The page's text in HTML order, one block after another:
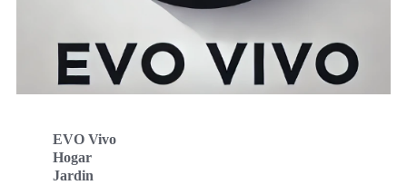
EVO Vivo
Hogar
Jardin